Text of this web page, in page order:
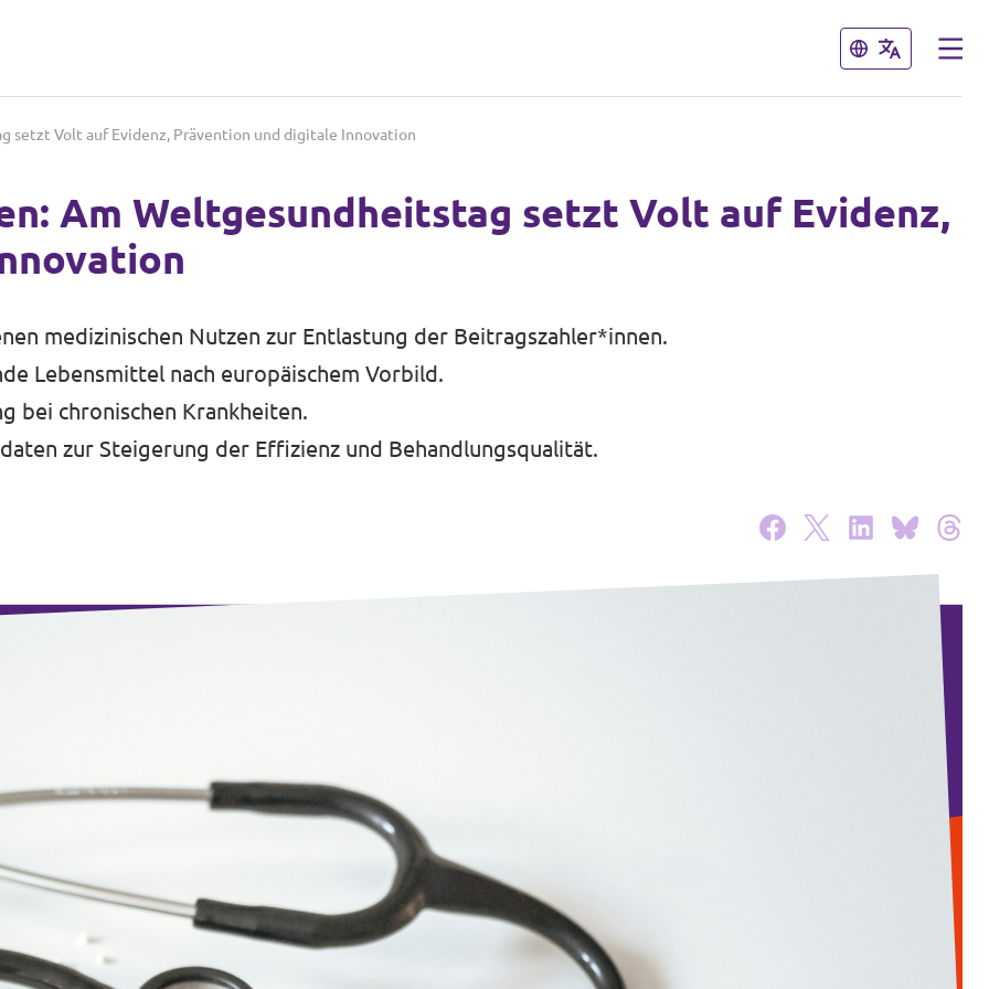
Schließen
Schließen
setzt Volt auf Evidenz, Prävention und digitale Innovation
Am Weltgesundheitstag setzt Volt auf Evidenz,
medizinischen Nutzen zur Entlastung der Beitragszahler*innen.
Lebensmittel nach europäischem Vorbild.
bei chronischen Krankheiten.
zur Steigerung der Effizienz und Behandlungsqualität.